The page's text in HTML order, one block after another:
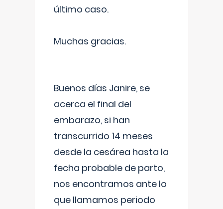
último caso.
Muchas gracias.
Buenos días Janire, se
acerca el final del
embarazo, si han
transcurrido 14 meses
desde la cesárea hasta la
fecha probable de parto,
nos encontramos ante lo
que llamamos periodo